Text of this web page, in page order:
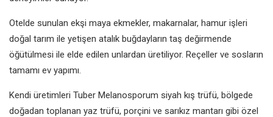
Otelde sunulan ekşi maya ekmekler, makarnalar, hamur işleri
doğal tarım ile yetişen atalık buğdayların taş değirmende
öğütülmesi ile elde edilen unlardan üretiliyor. Reçeller ve sosların
tamamı ev yapımı.
Kendi üretimleri Tuber Melanosporum siyah kış trüfü, bölgede
doğadan toplanan yaz trüfü, porçini ve sarıkız mantarı gibi özel